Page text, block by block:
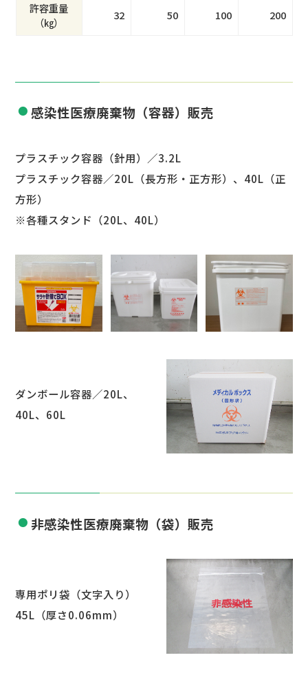
許容重量
（㎏）
32 50 100 200
感染性医療廃棄物（容器）販売
プラスチック容器（針用）／3.2L
プラスチック容器／20L（長方形・正方形）、40L（正
方形）
※各種スタンド（20L、40L）
ダンボール容器／20L、
40L、60L
非感染性医療廃棄物（袋）販売
専用ポリ袋（文字入り）
45L（厚さ0.06mm）